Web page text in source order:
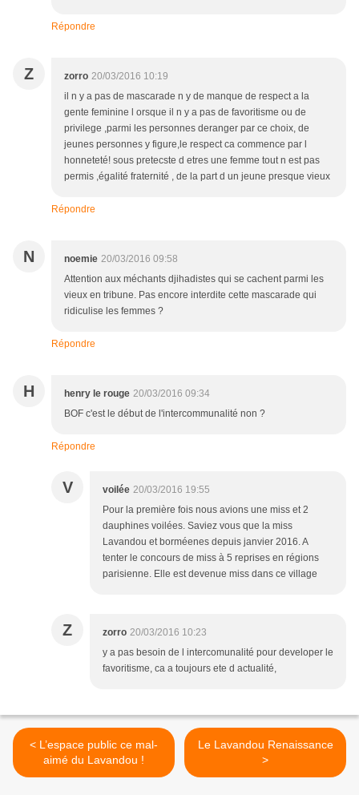
Répondre
Z zorro 20/03/2016 10:19
il n y a pas de mascarade n y de manque de respect a la
gente feminine l orsque il n y a pas de favoritisme ou de
privilege ,parmi les personnes deranger par ce choix, de
jeunes personnes y figure,le respect ca commence par l
honneteté! sous pretecste d etres une femme tout n est pas
permis ,égalité fraternité , de la part d un jeune presque vieux
Répondre
N noemie 20/03/2016 09:58
Attention aux méchants djihadistes qui se cachent parmi les
vieux en tribune. Pas encore interdite cette mascarade qui
ridiculise les femmes ?
Répondre
H henry le rouge 20/03/2016 09:34
BOF c'est le début de l'intercommunalité non ?
Répondre
V voilée 20/03/2016 19:55
Pour la première fois nous avions une miss et 2
dauphines voilées. Saviez vous que la miss
Lavandou et borméenes depuis janvier 2016. A
tenter le concours de miss à 5 reprises en régions
parisienne. Elle est devenue miss dans ce village
Z zorro 20/03/2016 10:23
y a pas besoin de l intercomunalité pour developer le
favoritisme, ca a toujours ete d actualité,
< L’espace public ce mal-
aimé du Lavandou !
Le Lavandou Renaissance
>